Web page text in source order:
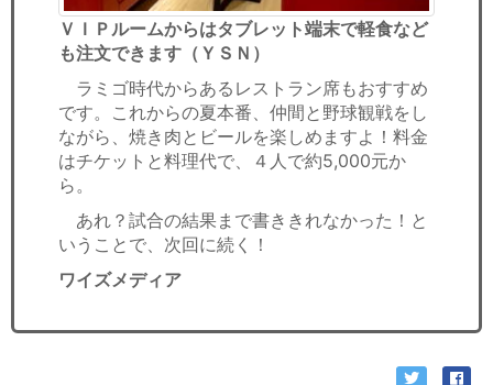
ＶＩＰルームからはタブレット端末で軽食など
も注文できます（ＹＳＮ）
ラミゴ時代からあるレストラン席もおすすめ
です。これからの夏本番、仲間と野球観戦をし
ながら、焼き肉とビールを楽しめますよ！料金
はチケットと料理代で、４人で約5,000元か
ら。
あれ？試合の結果まで書ききれなかった！と
いうことで、次回に続く！
ワイズメディア